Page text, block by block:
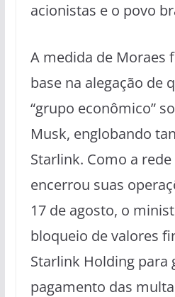
acionistas e o povo
A medida de Moraes
base na alegação de
“grupo econômico”
Musk, englobando
Starlink. Como a rede
encerrou suas
17 de agosto, o
bloqueio de valores
Starlink Holding para
pagamento das